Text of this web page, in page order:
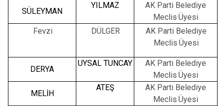
SÜLEYMAN
YILMAZ AK Parti Belediye
Meclis Üyesi
Fevzi
DÜLGER AK Parti Belediye
Meclis Üyesi
DERYA
UYSAL TUNCAY AK Parti Belediye
Meclis Üyesi
MELİH
ATEŞ AK Parti Belediye
Meclis Üyesi